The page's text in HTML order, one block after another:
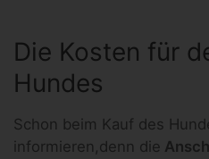
Die Kosten für
Hundes
Schon beim Kauf des
informieren,denn die